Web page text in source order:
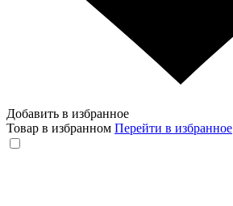
Добавить в избранное
Товар в избранном Перейти в избранное